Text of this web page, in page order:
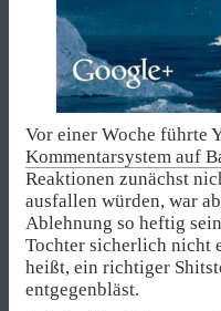
Vor einer Woche führte
Kommentarsystem auf
Reaktionen zunächst
ausfallen würden, war
Ablehnung so heftig
Tochter sicherlich nicht
heißt, ein richtiger
entgegenbläst.